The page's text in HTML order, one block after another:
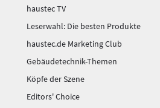
haustec TV
Leserwahl: Die besten Produkte
haustec.de Marketing Club
Gebäudetechnik-Themen
Köpfe der Szene
Editors' Choice